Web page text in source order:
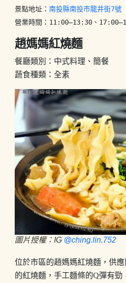
景點地址： 南投縣南投市龍井街7號
營業時間：11:00–13:30、
趙媽媽紅燒麵
餐廳類別：中式料理、簡餐
蔬食種類：全素
圖片授權：IG @ching.lin.752
位於市區的趙媽媽紅燒麵，供
的紅燒麵，手工麵條的Q彈有勁